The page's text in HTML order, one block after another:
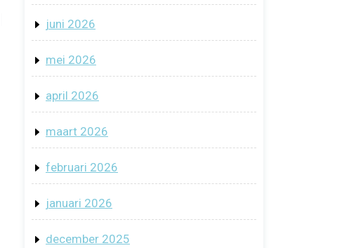
juni 2026
mei 2026
april 2026
maart 2026
februari 2026
januari 2026
december 2025